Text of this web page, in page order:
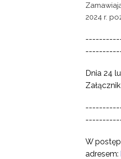
2024 r.
Dnia 24
W
adresem: